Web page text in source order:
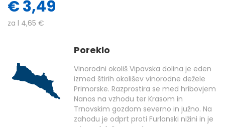
€3,49
za l 4,65 €
Poreklo
Vinorodni okoliš Vipavska dolina je eden
izmed štirih okolišev vinorodne dežele
Primorske. Razprostira se med hribovjem
Nanos na vzhodu ter Krasom in
Trnovskim gozdom severno in južno. Na
zahodu je odprt proti Furlanski nižini in je